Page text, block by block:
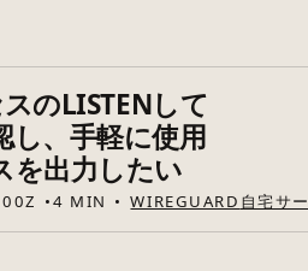
のLISTENして
し、手軽に使用
を出力したい
4 MIN WIREGUARD 自宅サ